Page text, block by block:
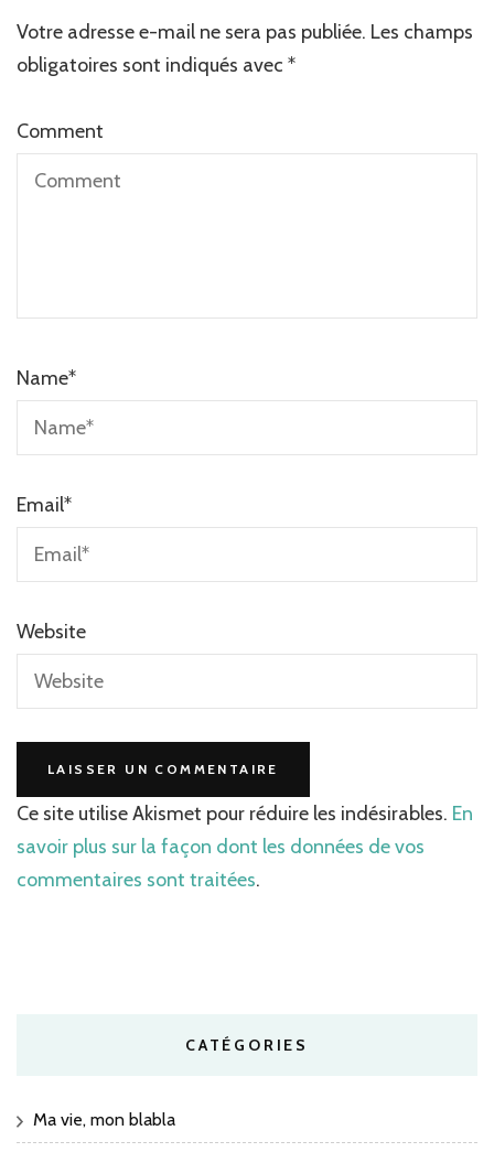
Votre adresse e-mail ne sera pas publiée. Les champs
obligatoires sont indiqués avec *
Comment
Name*
Email*
Website
Ce site utilise Akismet pour réduire les indésirables. En
savoir plus sur la façon dont les données de vos
commentaires sont traitées.
CATÉGORIES
Ma vie, mon blabla